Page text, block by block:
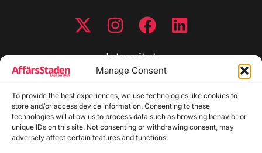
Manage Consent
To provide the best experiences, we use technologies like cookies to
store and/or access device information. Consenting to these
technologies will allow us to process data such as browsing behavior or
unique IDs on this site. Not consenting or withdrawing consent, may
adversely affect certain features and functions.
Integritet
Cookiepolicy
Disclaimer
Redaktionell policy
Utgivarinformation